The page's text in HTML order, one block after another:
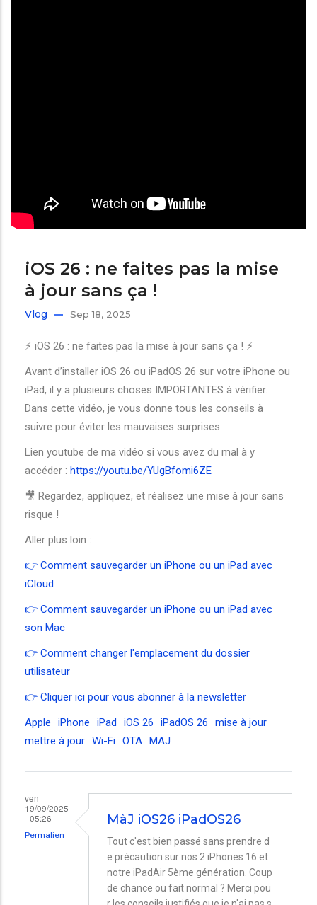
iOS 26 : ne faites pas la mise
à jour sans ça !
Vlog Sep 18, 2025
⚡️ iOS 26 : ne faites pas la mise à jour sans ça ! ⚡️
Avant d’installer iOS 26 ou iPadOS 26 sur votre iPhone ou
iPad, il y a plusieurs choses IMPORTANTES à vérifier.
Dans cette vidéo, je vous donne tous les conseils à
suivre pour éviter les mauvaises surprises.
Lien youtube de ma vidéo si vous avez du mal à y
accéder : https://youtu.be/YUgBfomi6ZE
🎥 Regardez, appliquez, et réalisez une mise à jour sans
risque !
Aller plus loin :
👉 Comment sauvegarder un iPhone ou un iPad avec
iCloud
👉 Comment sauvegarder un iPhone ou un iPad avec
son Mac
👉 Comment changer l'emplacement du dossier
utilisateur
👉 Cliquer ici pour vous abonner à la newsletter
Apple
iPhone iPad iOS 26 iPadOS 26
mise à jour
mettre à jour Wi-Fi OTA MAJ
ven
19/09/2025
- 05:26
Permalien
MàJ iOS26 iPadOS26
Tout c'est bien passé sans prendre d
e précaution sur nos 2 iPhones 16 et
notre iPadAir 5ème génération. Coup
de chance ou fait normal ? Merci pou